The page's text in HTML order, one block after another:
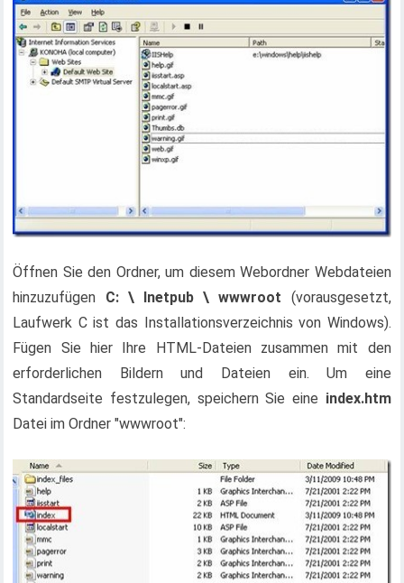
Öffnen Sie den Ordner, um diesem Webordner Webdateien
hinzuzufügen C: \ Inetpub \ wwwroot (vorausgesetzt,
Laufwerk C ist das Installationsverzeichnis von Windows).
Fügen Sie hier Ihre HTML-Dateien zusammen mit den
erforderlichen Bildern und Dateien ein. Um eine
Standardseite festzulegen, speichern Sie eine index.htm
Datei im Ordner "wwwroot":